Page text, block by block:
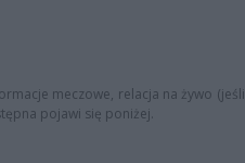
meczowe, relacja na żywo (jeśli
pojawi się poniżej.